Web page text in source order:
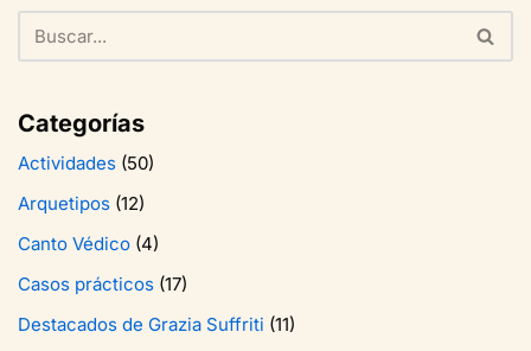
Categorías
Actividades (50)
Arquetipos (12)
Canto Védico (4)
Casos prácticos (17)
Destacados de Grazia Suffriti (11)